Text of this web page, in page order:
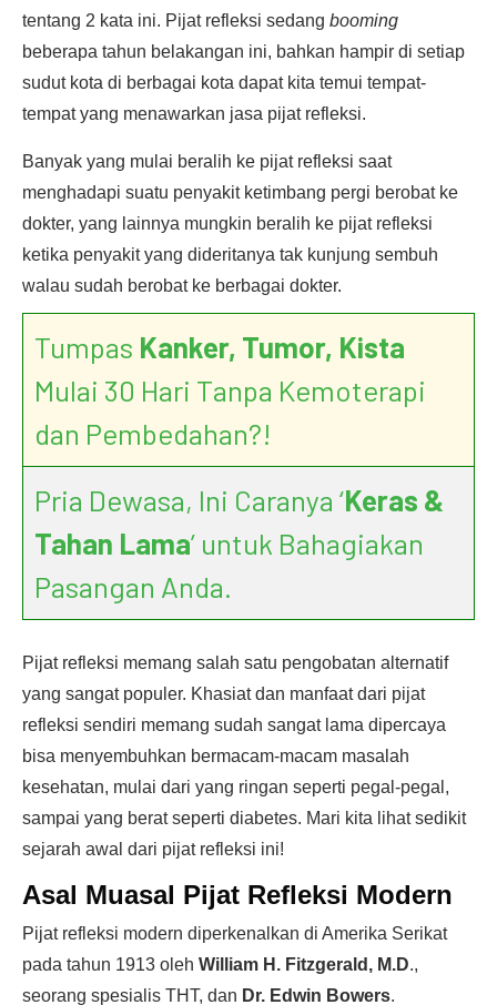
tentang 2 kata ini. Pijat refleksi sedang booming
beberapa tahun belakangan ini, bahkan hampir di setiap
sudut kota di berbagai kota dapat kita temui tempat-
tempat yang menawarkan jasa pijat refleksi.
Banyak yang mulai beralih ke pijat refleksi saat
menghadapi suatu penyakit ketimbang pergi berobat ke
dokter, yang lainnya mungkin beralih ke pijat refleksi
ketika penyakit yang dideritanya tak kunjung sembuh
walau sudah berobat ke berbagai dokter.
Tumpas Kanker, Tumor, Kista
Mulai 30 Hari Tanpa Kemoterapi
dan Pembedahan?!
Pria Dewasa, Ini Caranya ‘Keras &
Tahan Lama’ untuk Bahagiakan
Pasangan Anda.
Pijat refleksi memang salah satu pengobatan alternatif
yang sangat populer. Khasiat dan manfaat dari pijat
refleksi sendiri memang sudah sangat lama dipercaya
bisa menyembuhkan bermacam-macam masalah
kesehatan, mulai dari yang ringan seperti pegal-pegal,
sampai yang berat seperti diabetes. Mari kita lihat sedikit
sejarah awal dari pijat refleksi ini!
Asal Muasal Pijat Refleksi Modern
Pijat refleksi modern diperkenalkan di Amerika Serikat
pada tahun 1913 oleh William H. Fitzgerald, M.D.,
seorang spesialis THT, dan Dr. Edwin Bowers.